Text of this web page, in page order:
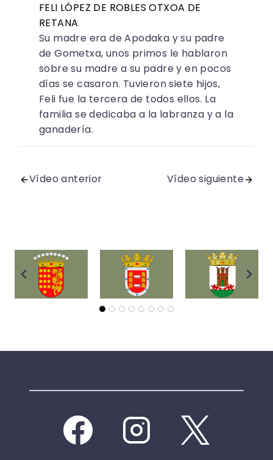
FELI LÓPEZ DE ROBLES OTXOA DE
RETANA
Su madre era de Apodaka y su padre
de Gometxa, unos primos le hablaron
sobre su madre a su padre y en pocos
días se casaron. Tuvieron siete hijos,
Feli fue la tercera de todos ellos. La
familia se dedicaba a la labranza y a la
ganadería.
Vídeo anterior Vídeo siguiente